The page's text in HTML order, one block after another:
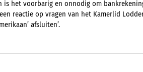
is het voorbarig en onnodig om
reactie op vragen van het Kamerlid
afsluiten’.